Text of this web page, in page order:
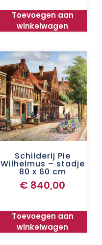
Toevoegen aan
winkelwagen
Schilderij Pie
Wilhelmus – stadje
80 x 60 cm
€ 840,00
Toevoegen aan
winkelwagen